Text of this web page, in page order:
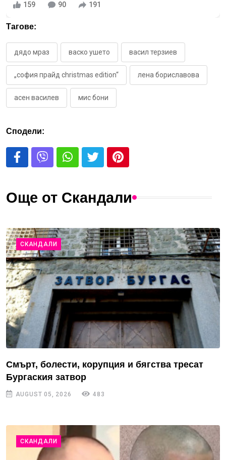
159 90 191
Тагове:
дядо мраз васко ушето васил терзиев
„софия прайд christmas edition“ лена бориславова
асен василев мис бони
Сподели:
Още от Скандали
СКАНДАЛИ
Смърт, болести, корупция и бягства тресат
Бургаския затвор
AUGUST 05, 2026 483
СКАНДАЛИ